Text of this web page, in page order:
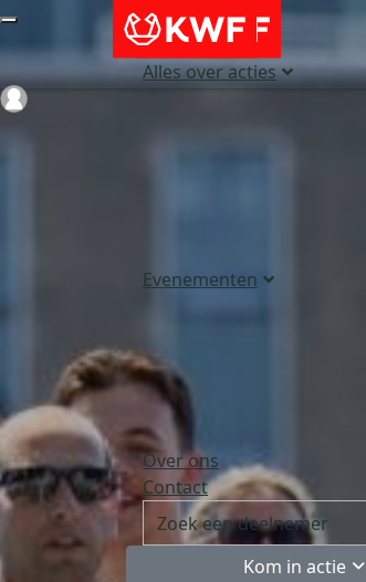
Alles over acties
Evenementen
Over ons
Contact
Kom in actie